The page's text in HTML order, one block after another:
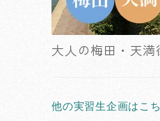
大人の梅田・天
他の実習生企画はこち